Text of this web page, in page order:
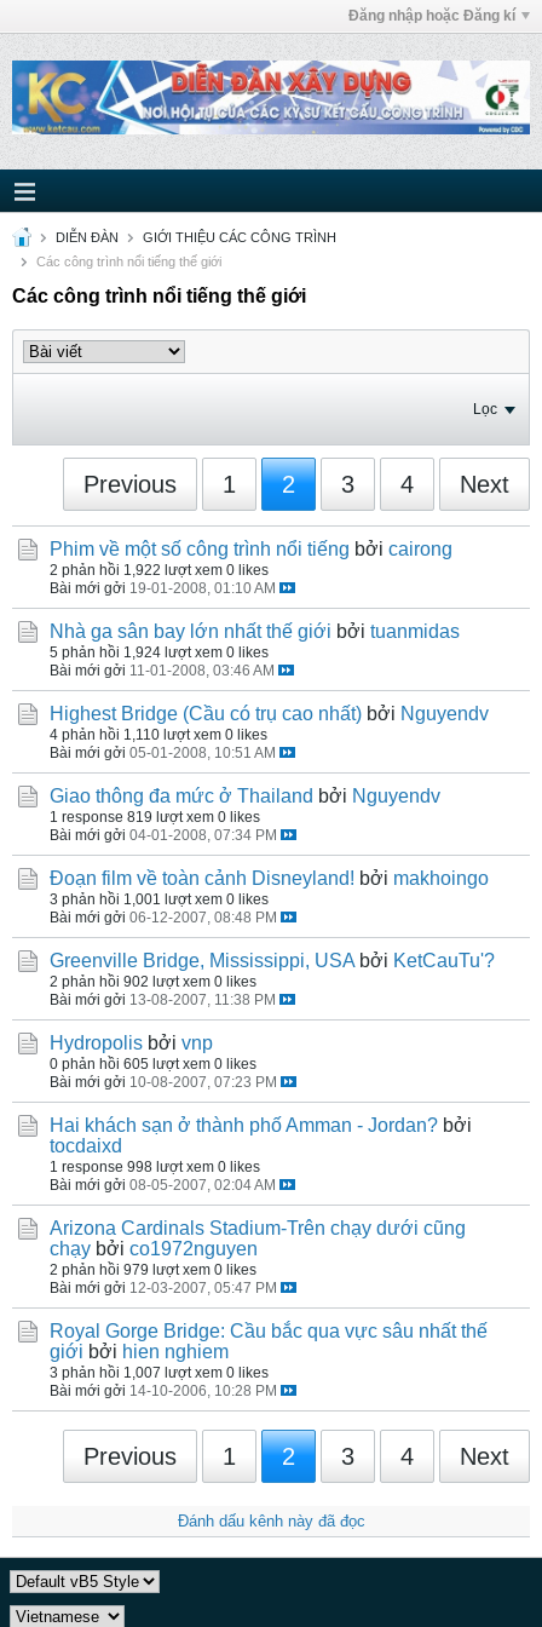
Đăng nhập hoặc Đăng kí
DIỄN ĐÀN
GIỚI THIỆU CÁC CÔNG TRÌNH
Các công trình nổi tiếng thế giới
Các công trình nổi tiếng thế giới
Lọc
Previous 1 2 3 4 Next
Phim về một số công trình nổi tiếng bởi cairong
2 phản hồi 1,922 lượt xem 0 likes
Bài mới gởi 19-01-2008, 01:10 AM
Nhà ga sân bay lớn nhất thế giới bởi tuanmidas
5 phản hồi 1,924 lượt xem 0 likes
Bài mới gởi 11-01-2008, 03:46 AM
Highest Bridge (Cầu có trụ cao nhất) bởi Nguyendv
4 phản hồi 1,110 lượt xem 0 likes
Bài mới gởi 05-01-2008, 10:51 AM
Giao thông đa mức ở Thailand bởi Nguyendv
1 response 819 lượt xem 0 likes
Bài mới gởi 04-01-2008, 07:34 PM
Đoạn film về toàn cảnh Disneyland! bởi makhoingo
3 phản hồi 1,001 lượt xem 0 likes
Bài mới gởi 06-12-2007, 08:48 PM
Greenville Bridge, Mississippi, USA bởi KetCauTu'?
2 phản hồi 902 lượt xem 0 likes
Bài mới gởi 13-08-2007, 11:38 PM
Hydropolis bởi vnp
0 phản hồi 605 lượt xem 0 likes
Bài mới gởi 10-08-2007, 07:23 PM
Hai khách sạn ở thành phố Amman - Jordan? bởi
tocdaixd
1 response 998 lượt xem 0 likes
Bài mới gởi 08-05-2007, 02:04 AM
Arizona Cardinals Stadium-Trên chạy dưới cũng
chạy bởi co1972nguyen
2 phản hồi 979 lượt xem 0 likes
Bài mới gởi 12-03-2007, 05:47 PM
Royal Gorge Bridge: Cầu bắc qua vực sâu nhất thế
giới bởi hien nghiem
3 phản hồi 1,007 lượt xem 0 likes
Bài mới gởi 14-10-2006, 10:28 PM
Previous 1 2 3 4 Next
Đánh dấu kênh này đã đọc